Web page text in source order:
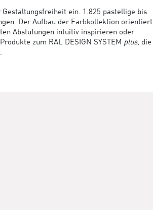
ein. 1.825 pastellige bis
Der Aufbau der Farbkollektion orientiert
Abstufungen intuitiv inspirieren oder
zum RAL DESIGN SYSTEM plus, die